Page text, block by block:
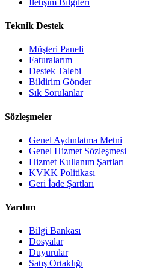
Teknik Destek
Müşteri Paneli
Faturalarım
Destek Talebi
Bildirim Gönder
Sık Sorulanlar
Sözleşmeler
Genel Aydınlatma Metni
Genel Hizmet Sözleşmesi
Hizmet Kullanım Şartları
KVKK Politikası
Geri İade Şartları
Yardım
Bilgi Bankası
Dosyalar
Duyurular
Satış Ortaklığı